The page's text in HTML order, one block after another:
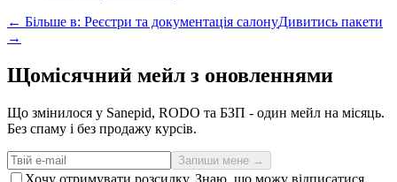
← Більше в: Реєстри та документація салонуДивитись пакети
→
Щомісячний мейл з оновленнями
Що змінилося у Sanepid, RODO та БЗП - один мейл на місяць.
Без спаму і без продажу курсів.
Запиши мене →
Хочу отримувати розсилку. Знаю, що можу відписатися